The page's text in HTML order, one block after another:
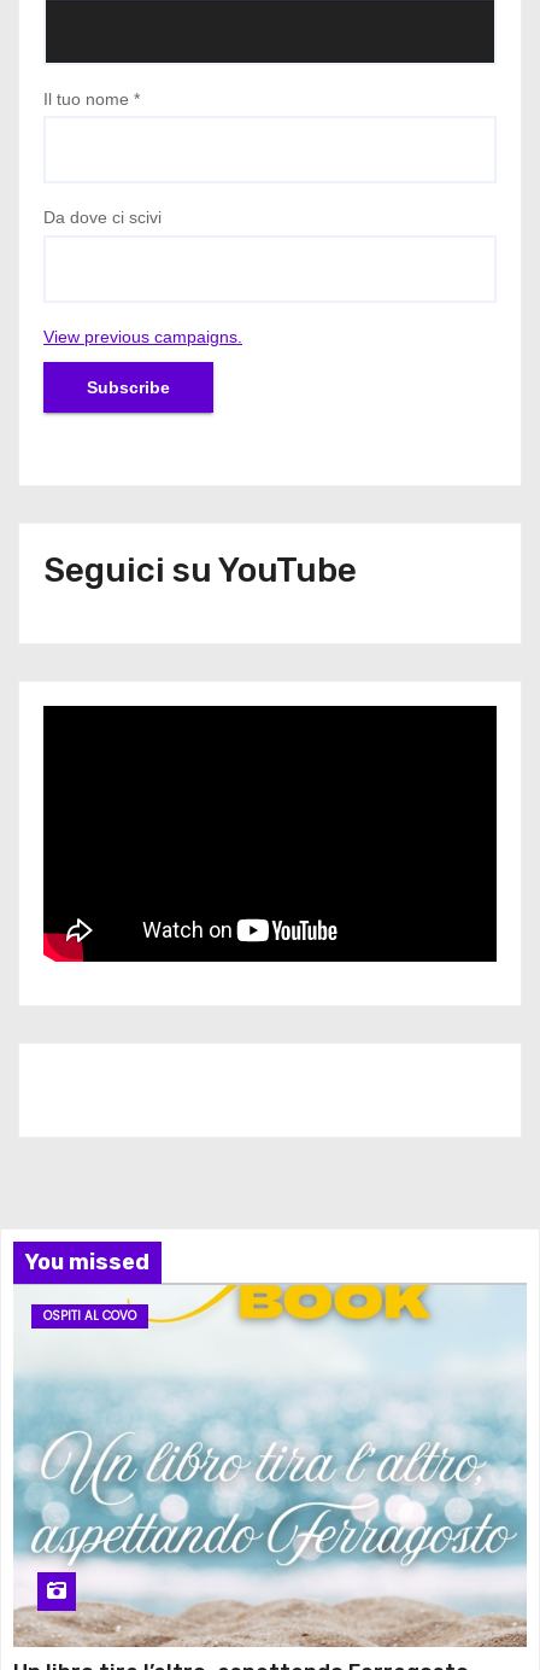
Il tuo nome *
Da dove ci scivi
View previous campaigns.
Seguici su YouTube
You missed
OSPITI AL COVO